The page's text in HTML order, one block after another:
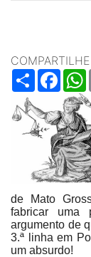
COMPARTILHE
Share
de Mato
fabricar uma
argumento de
3.ª linha em
um absurdo!